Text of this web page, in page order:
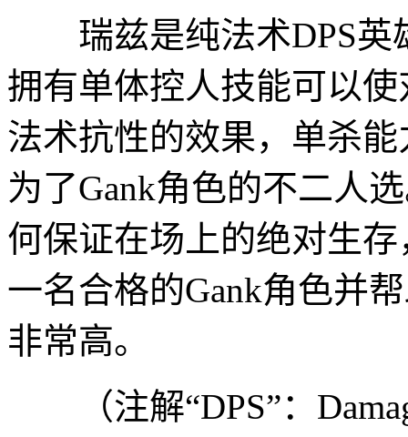
瑞兹是纯法术DPS英
拥有单体控人技能可以
法术抗性的效果，单杀
为了Gank角色的不二人
何保证在场上的绝对生
一名合格的Gank角色并
非常高。
（注解“DPS”：